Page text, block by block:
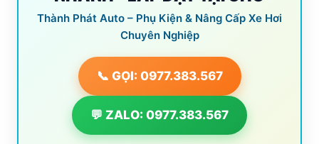
Thành Phát Auto – Phụ Kiện & Nâng Cấp Xe Hơi
Chuyên Nghiệp
📞 GỌI: 0977.383.567
💬 ZALO: 0977.383.567